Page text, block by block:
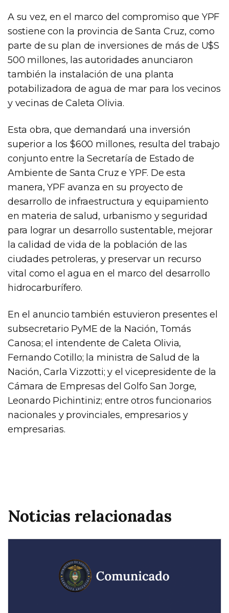
A su vez, en el marco del compromiso que YPF
sostiene con la provincia de Santa Cruz, como
parte de su plan de inversiones de más de U$S
500 millones, las autoridades anunciaron
también la instalación de una planta
potabilizadora de agua de mar para los vecinos
y vecinas de Caleta Olivia.
Esta obra, que demandará una inversión
superior a los $600 millones, resulta del trabajo
conjunto entre la Secretaría de Estado de
Ambiente de Santa Cruz e YPF. De esta
manera, YPF avanza en su proyecto de
desarrollo de infraestructura y equipamiento
en materia de salud, urbanismo y seguridad
para lograr un desarrollo sustentable, mejorar
la calidad de vida de la población de las
ciudades petroleras, y preservar un recurso
vital como el agua en el marco del desarrollo
hidrocarburífero.
En el anuncio también estuvieron presentes el
subsecretario PyME de la Nación, Tomás
Canosa; el intendente de Caleta Olivia,
Fernando Cotillo; la ministra de Salud de la
Nación, Carla Vizzotti; y el vicepresidente de la
Cámara de Empresas del Golfo San Jorge,
Leonardo Pichintiniz; entre otros funcionarios
nacionales y provinciales, empresarios y
empresarias.
Noticias relacionadas